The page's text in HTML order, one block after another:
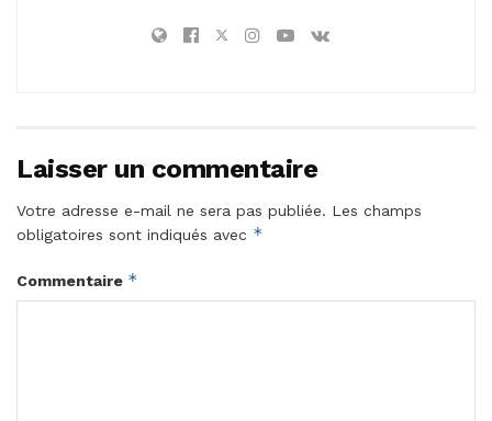
Laisser un commentaire
Votre adresse e-mail ne sera pas publiée. Les champs
obligatoires sont indiqués avec *
Commentaire *